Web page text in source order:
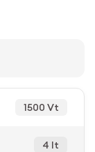
1500 Vt
4 lt